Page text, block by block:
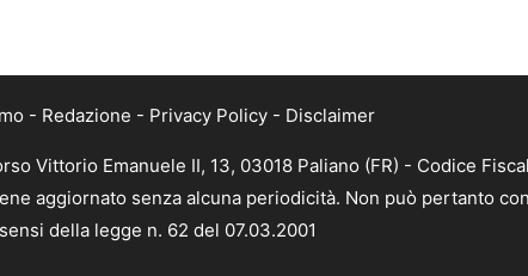
- Redazione - Privacy Policy - Disclaimer
Vittorio Emanuele II, 13, 03018 Paliano (FR) - Codice
aggiornato senza alcuna periodicità. Non può pertanto
sensi della legge n. 62 del 07.03.2001